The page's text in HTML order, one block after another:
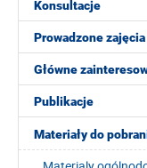
Konsultacje
Prowadzone
Główne
Publikacje
Materiały do